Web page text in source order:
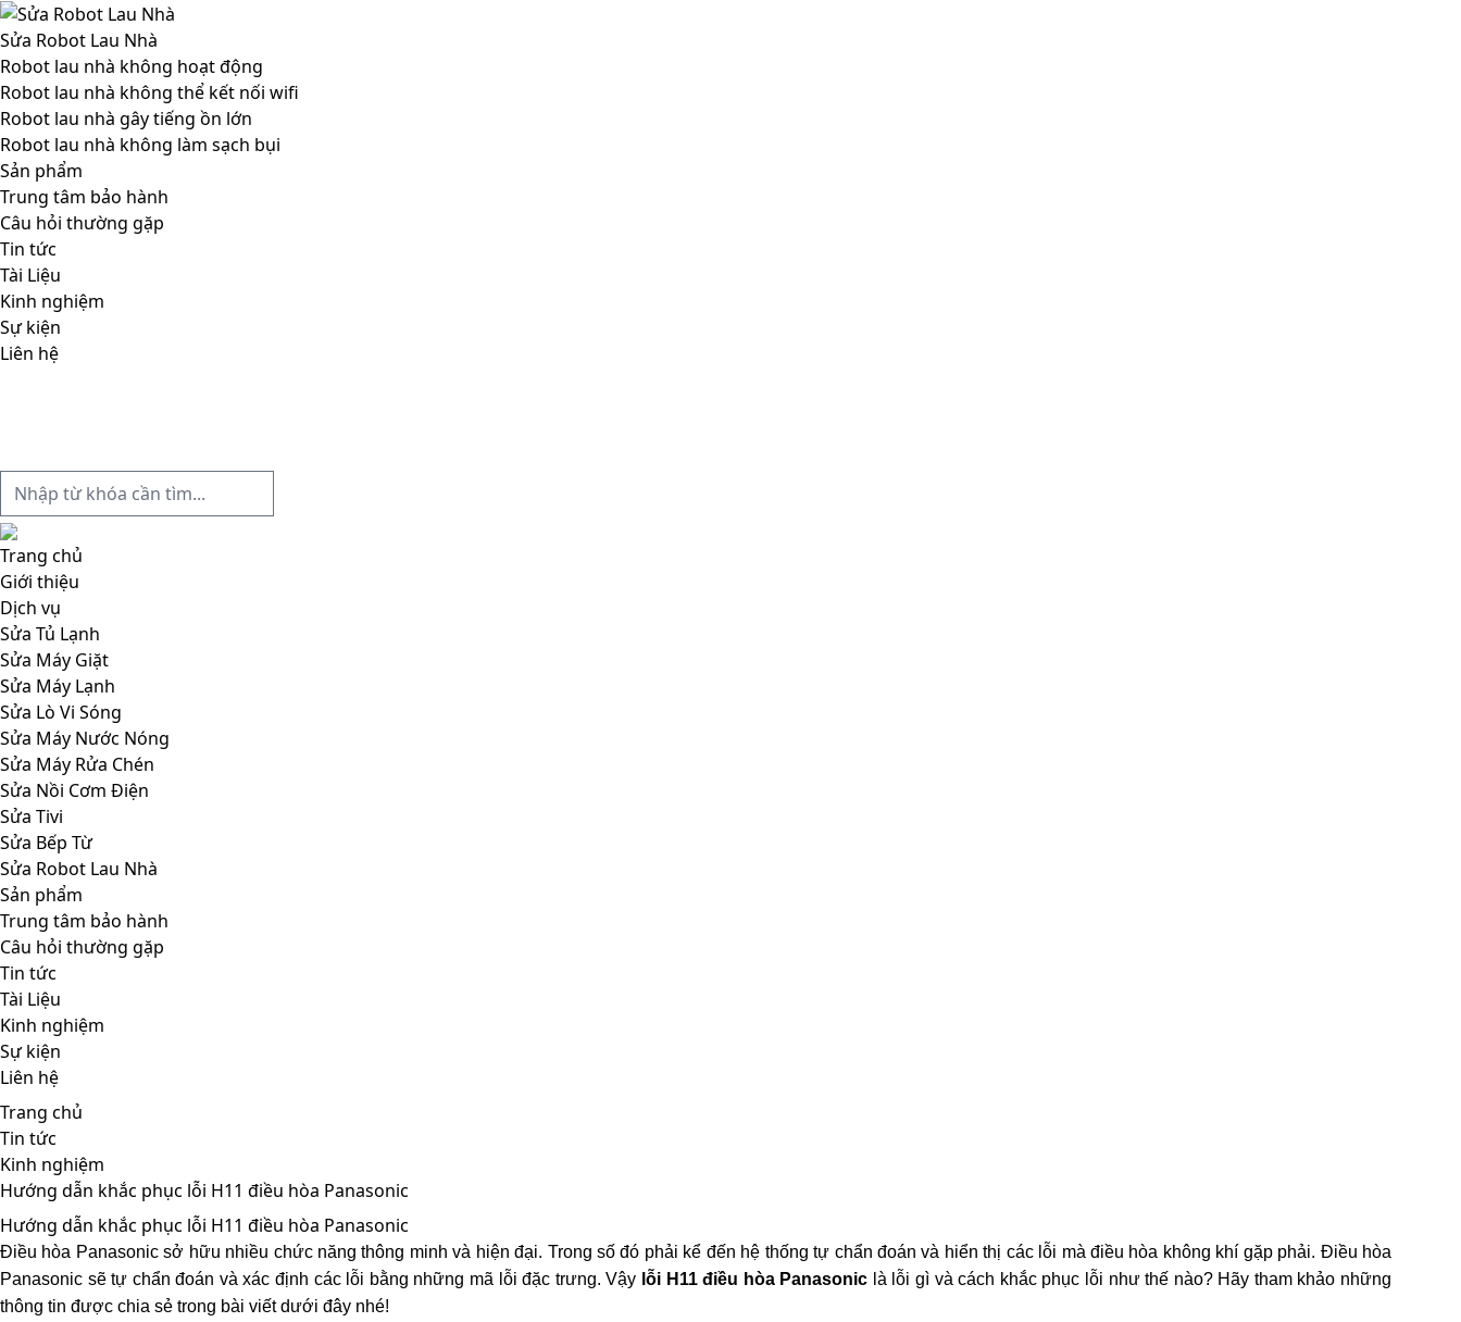
Sửa Robot Lau Nhà
Robot lau nhà không hoạt động
Robot lau nhà không thể kết nối wifi
Robot lau nhà gây tiếng ồn lớn
Robot lau nhà không làm sạch bụi
Sản phẩm
Trung tâm bảo hành
Câu hỏi thường gặp
Tin tức
Tài Liệu
Kinh nghiệm
Sự kiện
Liên hệ
Trang chủ
Giới thiệu
Dịch vụ
Sửa Tủ Lạnh
Sửa Máy Giặt
Sửa Máy Lạnh
Sửa Lò Vi Sóng
Sửa Máy Nước Nóng
Sửa Máy Rửa Chén
Sửa Nồi Cơm Điện
Sửa Tivi
Sửa Bếp Từ
Sửa Robot Lau Nhà
Sản phẩm
Trung tâm bảo hành
Câu hỏi thường gặp
Tin tức
Tài Liệu
Kinh nghiệm
Sự kiện
Liên hệ
Trang chủ
Tin tức
Kinh nghiệm
Hướng dẫn khắc phục lỗi H11 điều hòa Panasonic
Hướng dẫn khắc phục lỗi H11 điều hòa Panasonic
Điều hòa Panasonic sở hữu nhiều chức năng thông minh và hiện đại. Trong số đó phải kể đến hệ thống tự chẩn đoán và hiển thị các lỗi mà điều hòa không khí gặp phải. Điều hòa
Panasonic sẽ tự chẩn đoán và xác định các lỗi bằng những mã lỗi đặc trưng. Vậy lỗi H11 điều hòa Panasonic là lỗi gì và cách khắc phục lỗi như thế nào? Hãy tham khảo những
thông tin được chia sẻ trong bài viết dưới đây nhé!